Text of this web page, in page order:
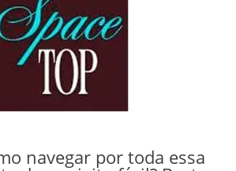
navegar por toda essa